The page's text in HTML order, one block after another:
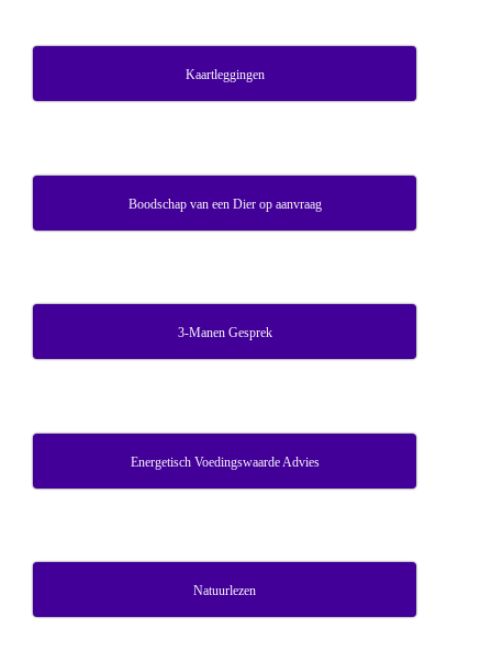
Kaartleggingen
Boodschap van een Dier op aanvraag
3-Manen Gesprek
Energetisch Voedingswaarde Advies
Natuurlezen